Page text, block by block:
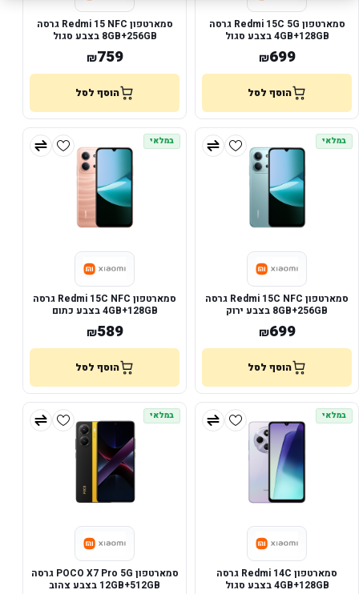
סמארטפון Redmi 15C 5G גרסה
4GB+128GB בצבע סגול
₪699
הוסף לסל
סמארטפון Redmi 15 NFC גרסה
8GB+256GB בצבע סגול
₪759
הוסף לסל
במלאי
סמארטפון Redmi 15C NFC גרסה
8GB+256GB בצבע ירוק
₪699
הוסף לסל
במלאי
סמארטפון Redmi 15C NFC גרסה
4GB+128GB בצבע כתום
₪589
הוסף לסל
במלאי
סמארטפון Redmi 14C גרסה
4GB+128GB בצבע סגול
במלאי
סמארטפון POCO X7 Pro 5G גרסה
12GB+512GB בצבע צהוב